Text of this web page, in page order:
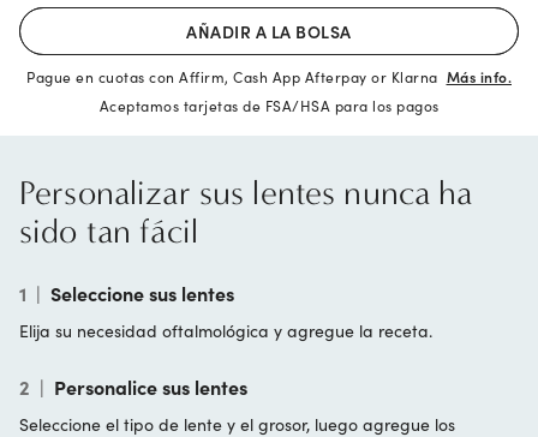
AÑADIR A LA BOLSA
Pague en cuotas con Affirm, Cash App Afterpay or Klarna Más info.
Aceptamos tarjetas de FSA/HSA para los pagos
Personalizar sus lentes nunca ha
sido tan fácil
1 | Seleccione sus lentes
Elija su necesidad oftalmológica y agregue la receta.
2 | Personalice sus lentes
Seleccione el tipo de lente y el grosor, luego agregue los